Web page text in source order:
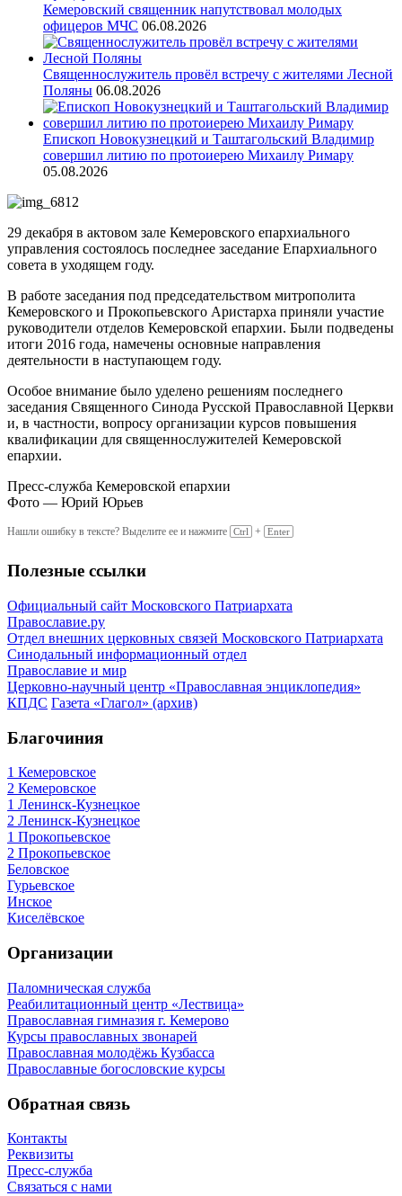
Кемеровский священник напутствовал молодых
офицеров МЧС 06.08.2026
Священнослужитель провёл встречу с жителями Лесной
Поляны 06.08.2026
Епископ Новокузнецкий и Таштагольский Владимир
совершил литию по протоиерею Михаилу Римару
05.08.2026
29 декабря в актовом зале Кемеровского епархиального
управления состоялось последнее заседание Епархиального
совета в уходящем году.
В работе заседания под председательством митрополита
Кемеровского и Прокопьевского Аристарха приняли участие
руководители отделов Кемеровской епархии. Были подведены
итоги 2016 года, намечены основные направления
деятельности в наступающем году.
Особое внимание было уделено решениям последнего
заседания Священного Синода Русской Православной Церкви
и, в частности, вопросу организации курсов повышения
квалификации для священнослужителей Кемеровской
епархии.
Пресс-служба Кемеровской епархии
Фото — Юрий Юрьев
Нашли ошибку в тексте? Выделите ее и нажмите Ctrl + Enter
Полезные ссылки
Официальный сайт Московского Патриархата
Православие.ру
Отдел внешних церковных связей Московского Патриархата
Синодальный информационный отдел
Православие и мир
Церковно-научный центр «Православная энциклопедия»
КПДС Газета «Глагол» (архив)
Благочиния
1 Кемеровское
2 Кемеровское
1 Ленинск-Кузнецкое
2 Ленинск-Кузнецкое
1 Прокопьевское
2 Прокопьевское
Беловское
Гурьевское
Инское
Киселёвское
Организации
Паломническая служба
Реабилитационный центр «Лествица»
Православная гимназия г. Кемерово
Курсы православных звонарей
Православная молодёжь Кузбасса
Православные богословские курсы
Обратная связь
Контакты
Реквизиты
Пресс-служба
Связаться с нами